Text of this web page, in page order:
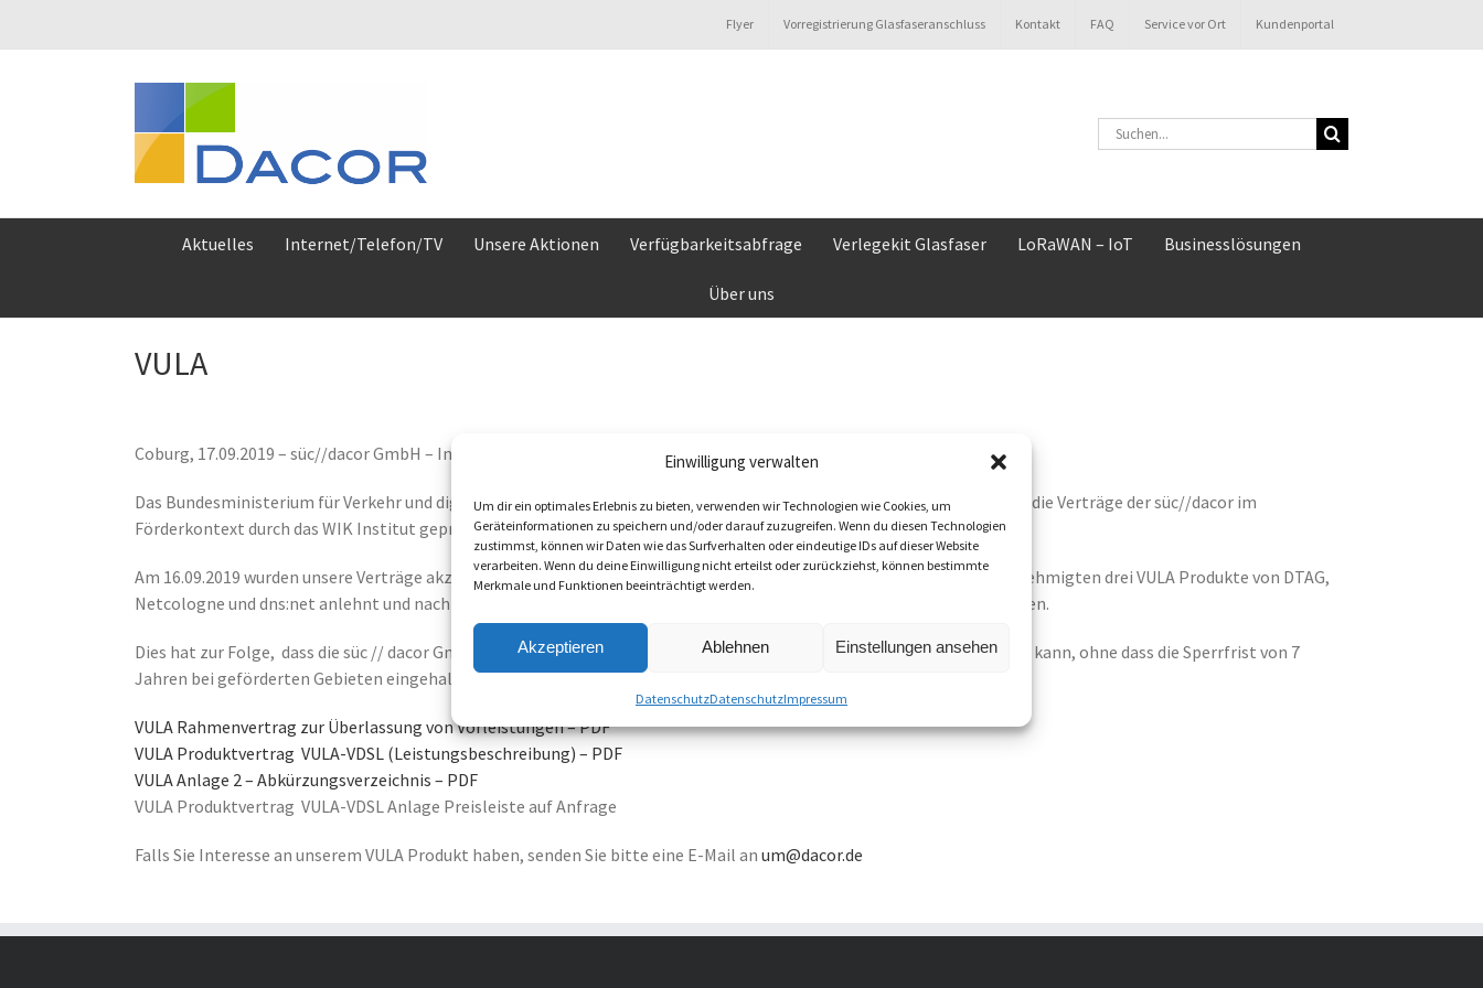
Einwilligung verwalten
Um dir ein optimales Erlebnis zu bieten, verwenden wir Technologien wie Cookies, um
Geräteinformationen zu speichern und/oder darauf zuzugreifen. Wenn du diesen Technologien
zustimmst, können wir Daten wie das Surfverhalten oder eindeutige IDs auf dieser Website
verarbeiten. Wenn du deine Einwilligung nicht erteilst oder zurückziehst, können bestimmte
Merkmale und Funktionen beeinträchtigt werden.
Akzeptieren Ablehnen Einstellungen ansehen
DatenschutzDatenschutzImpressum
Flyer Vorregistrierung Glasfaseranschluss Kontakt FAQ Service vor Ort Kundenportal
Suche
nach:
Aktuelles Internet/Telefon/TV Unsere Aktionen Verfügbarkeitsabfrage Verlegekit Glasfaser LoRaWAN – IoT Businesslösungen
Über uns
VULA
Coburg, 17.09.2019 – süc//dacor GmbH – Information
Das Bundesministerium für Verkehr und digitale Infrastruktur hat das VULA (Virtual unbundled local acces) Produkt und die Verträge der süc//dacor im
Förderkontext durch das WIK Institut geprüft.
Am 16.09.2019 wurden unsere Verträge akzeptiert, was bedeutet, dass sich unsere VULA an die von EU- Kommission genehmigten drei VULA Produkte von DTAG,
Netcologne und dns:net anlehnt und nach Feststellungen des BMVI mit den förderrechtlichen Vorgaben übereinstimmen.
Dies hat zur Folge, dass die süc // dacor GmbH, ab sofort in einem geförderten Gebiet bei VDSL das Vectoring aktivieren kann, ohne dass die Sperrfrist von 7
Jahren bei geförderten Gebieten eingehalten werden muss.
VULA Rahmenvertrag zur Überlassung von Vorleistungen – PDF
VULA Produktvertrag VULA-VDSL (Leistungsbeschreibung) – PDF
VULA Anlage 2 – Abkürzungsverzeichnis – PDF
VULA Produktvertrag VULA-VDSL Anlage Preisleiste auf Anfrage
Falls Sie Interesse an unserem VULA Produkt haben, senden Sie bitte eine E-Mail an um@dacor.de